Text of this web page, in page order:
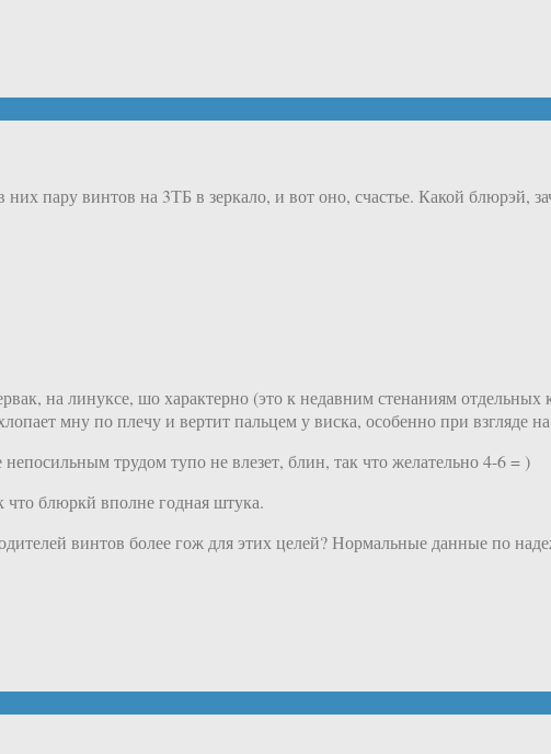
пару винтов на 3ТБ в зеркало, и вот оно, счастье. Какой блюрэй,
на линуксе, шо характерно (это к недавним стенаниям
мну по плечу и вертит пальцем у виска, особенно при взгляде
трудом тупо не влезет, блин, так что желательно 4-6 = )
блюркй вполне годная штука.
винтов более гож для этих целей? Нормальные данные по